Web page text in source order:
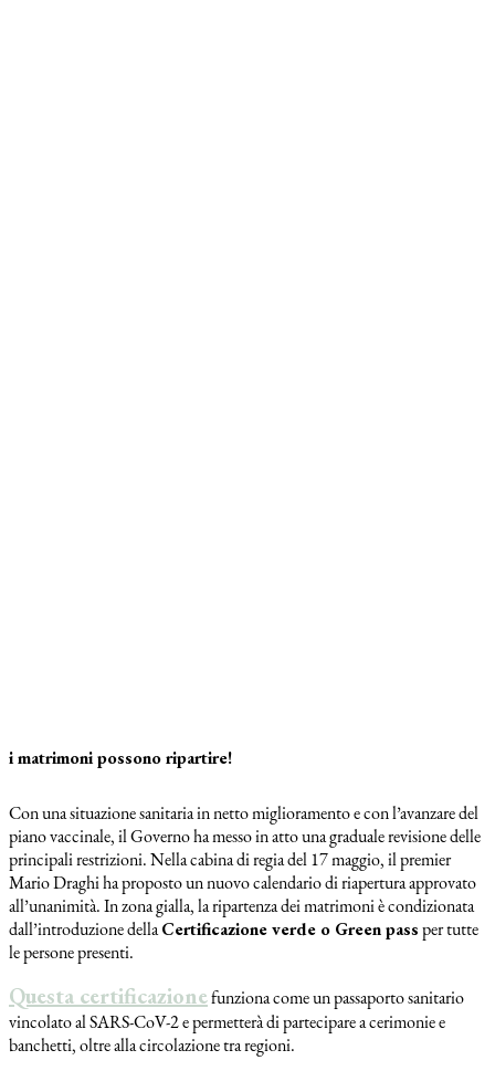
i matrimoni possono ripartire!
Con una situazione sanitaria in netto miglioramento e con l’avanzare del
piano vaccinale, il Governo ha messo in atto una graduale revisione delle
principali restrizioni. Nella cabina di regia del 17 maggio, il premier
Mario Draghi ha proposto un nuovo calendario di riapertura approvato
all’unanimità. In zona gialla, la ripartenza dei matrimoni è condizionata
dall’introduzione dellaCertificazione verde o Green passper tutte
le persone presenti.
Questa certificazionefunziona come un passaporto sanitario
vincolato al SARS-CoV-2 e permetterà di partecipare a cerimonie e
banchetti, oltre alla circolazione tra regioni.